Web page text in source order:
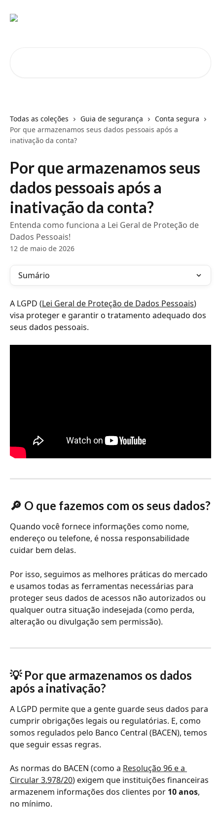
Todas as coleções Guia de segurança
Conta segura
Por que armazenamos seus dados pessoais após a
inativação da conta?
Por que armazenamos seus
dados pessoais após a
inativação da conta?
Entenda como funciona a Lei Geral de Proteção de
Dados Pessoais!
12 de maio de 2026
Sumário
A LGPD (Lei Geral de Proteção de Dados Pessoais)
visa proteger e garantir o tratamento adequado dos
seus dados pessoais.
🔎 O que fazemos com os seus dados?
Quando você fornece informações como nome,
endereço ou telefone, é nossa responsabilidade
cuidar bem delas.
Por isso, seguimos as melhores práticas do mercado
e usamos todas as ferramentas necessárias para
proteger seus dados de acessos não autorizados ou
qualquer outra situação indesejada (como perda,
alteração ou divulgação sem permissão).
💡 Por que armazenamos os dados
após a inativação?
A LGPD permite que a gente guarde seus dados para
cumprir obrigações legais ou regulatórias. E, como
somos regulados pelo Banco Central (BACEN), temos
que seguir essas regras.
As normas do BACEN (como a Resolução 96 e a
Circular 3.978/20) exigem que instituições financeiras
armazenem informações dos clientes por 10 anos,
no mínimo.